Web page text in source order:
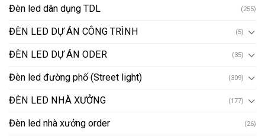
Đèn led dân dụng TDL (255)
ĐÈN LED DỰ ÁN CÔNG TRÌNH (5)
ĐÈN LED DỰ ÁN ODER (35)
Đèn led đường phố (Street light) (309)
ĐÈN LED NHÀ XƯỞNG (177)
Đèn led nhà xưởng order (26)